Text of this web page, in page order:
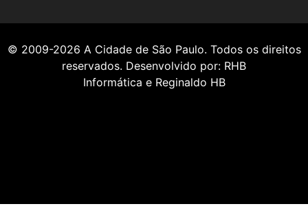
© 2009-2026 A Cidade de São Paulo. Todos os direitos
reservados. Desenvolvido por: RHB
Informática e Reginaldo HB